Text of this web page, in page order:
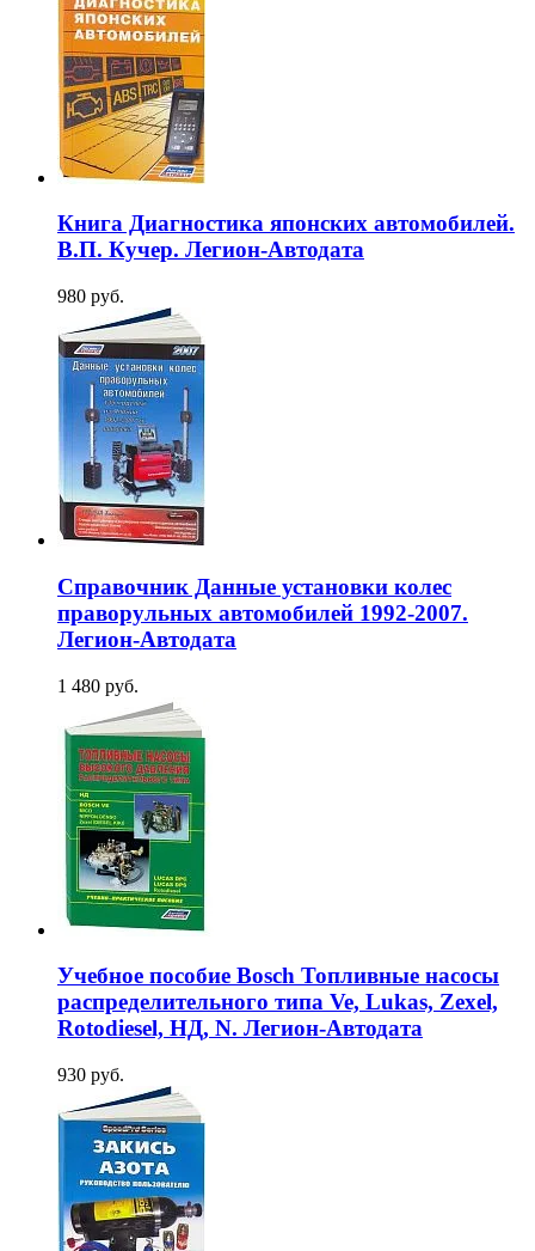
Книга Диагностика японских автомобилей.
В.П. Кучер. Легион-Aвтодата
980 руб.
Справочник Данные установки колес
праворульных автомобилей 1992-2007.
Легион-Aвтодата
1 480 руб.
Учебное пособие Bosch Топливные насосы
распределительного типа Ve, Lukas, Zexel,
Rotodiesel, НД, N. Легион-Aвтодата
930 руб.